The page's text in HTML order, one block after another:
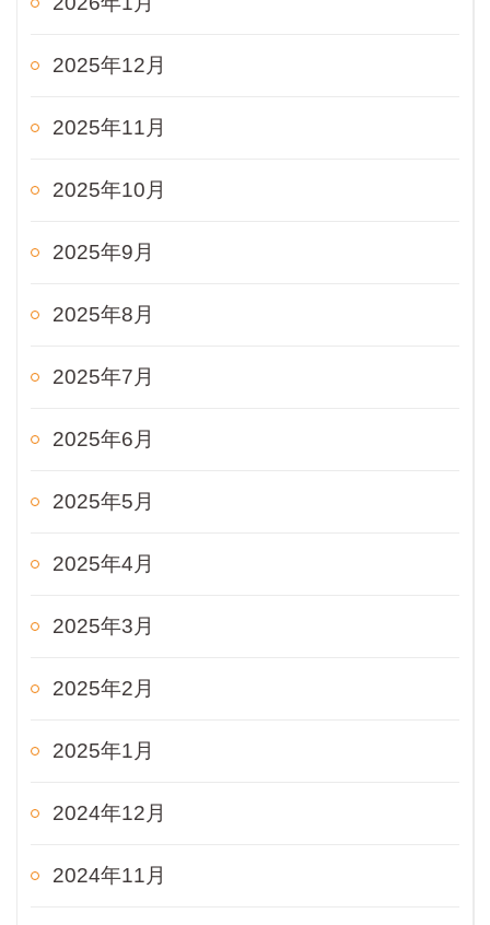
2025年12月
2025年11月
2025年10月
2025年9月
2025年8月
2025年7月
2025年6月
2025年5月
2025年4月
2025年3月
2025年2月
2025年1月
2024年12月
2024年11月